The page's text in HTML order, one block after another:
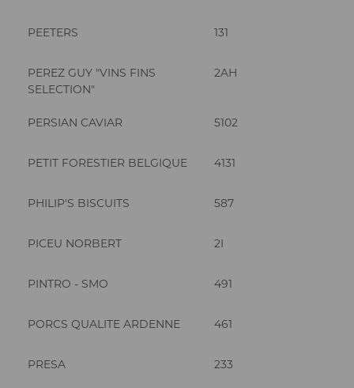
PEETERS 131
PEREZ GUY "VINS FINS
SELECTION"
2AH
PERSIAN CAVIAR 5102
PETIT FORESTIER BELGIQUE 4131
PHILIP'S BISCUITS 587
PICEU NORBERT 2I
PINTRO - SMO 491
PORCS QUALITE ARDENNE 461
PRESA 233